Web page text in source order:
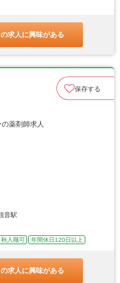
求人に興味がある
保存する
薬剤師求人
音駅
秋入職可 年間休日120日以上
求人に興味がある